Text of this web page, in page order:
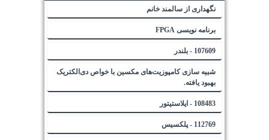
نگهداری از سالمند خانم
برنامه نویسی FPGA
107609 - بلندر
شبیه سازی کامپوزیت‌های مکسین با خواص دی‌الکتریک
بهبود یافته.
108483 - ایلاستیتور
112769 - پلکسیس